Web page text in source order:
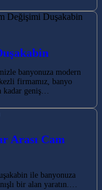
banyonuza modern
firmamız, banyo
kadar geniş…
Arası Cam
ile banyonuza
bir alan yaratın.…